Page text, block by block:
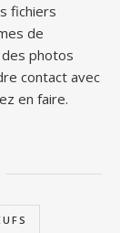
fichiers
de
photos
contact avec
en faire.